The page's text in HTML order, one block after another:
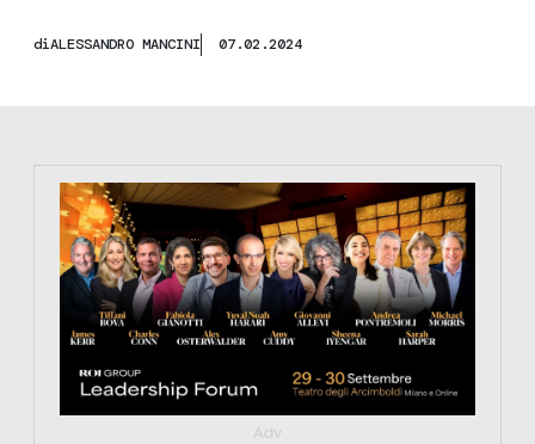
diALESSANDRO MANCINI 07.02.2024
https://tinyurl.com/363fvfm9
Adv